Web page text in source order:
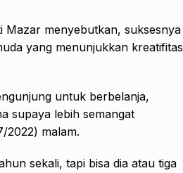
Mazar menyebutkan, suksesnya
yang menunjukkan kreatifitas
untuk berbelanja,
supaya lebih semangat
2022) malam.
sekali, tapi bisa dia atau tiga